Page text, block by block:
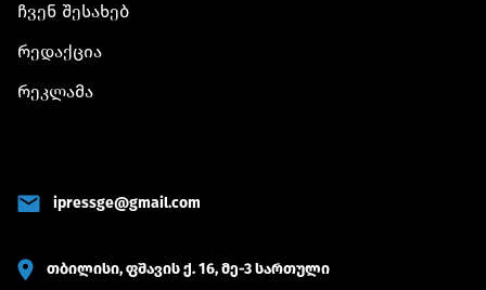
ჩვენ შესახებ
რედაქცია
რეკლამა
ipressge@gmail.com
თბილისი, ფშავის ქ. 16, მე-3 სართული